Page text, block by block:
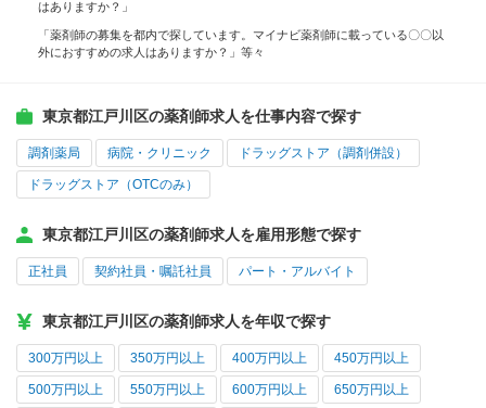
はありますか？」
「薬剤師の募集を都内で探しています。マイナビ薬剤師に載っている〇〇以
外におすすめの求人はありますか？」等々
東京都江戸川区の薬剤師求人を仕事内容で探す
調剤薬局 病院・クリニック ドラッグストア（調剤併設）
ドラッグストア（OTCのみ）
東京都江戸川区の薬剤師求人を雇用形態で探す
正社員 契約社員・嘱託社員 パート・アルバイト
東京都江戸川区の薬剤師求人を年収で探す
300万円以上 350万円以上 400万円以上 450万円以上
500万円以上 550万円以上 600万円以上 650万円以上